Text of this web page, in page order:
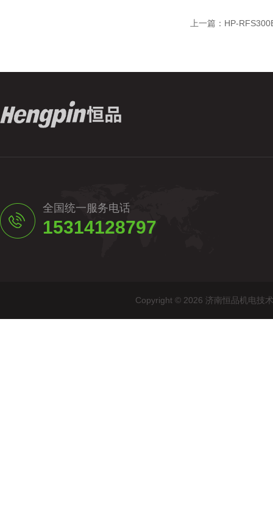
上一篇： HP-
全国统一服务电话
15314128797
Copyright © 2026 济南恒品机电技